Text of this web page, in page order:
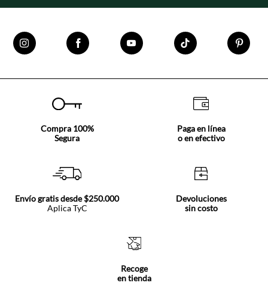
Compra 100%
Segura
Paga en línea
o en efectivo
Envío gratis desde $250.000
Aplica TyC
Devoluciones
sin costo
Recoge
en tienda